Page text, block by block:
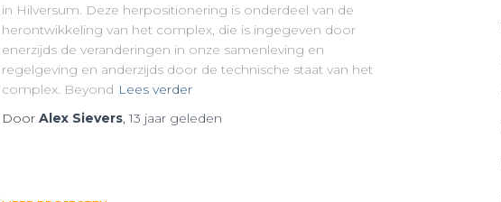
in Hilversum. Deze herpositionering is onderdeel van de
herontwikkeling van het complex, die is ingegeven door
enerzijds de veranderingen in onze samenleving en
regelgeving en anderzijds door de technische staat van het
complex. Beyond Lees verder
Door Alex Sievers,13 jaar geleden